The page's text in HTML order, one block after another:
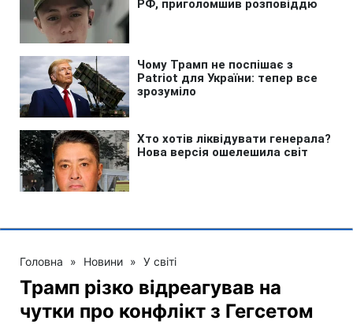
Головна » Новини » У світі
Трамп різко відреагував на
чутки про конфлікт з Гегсетом